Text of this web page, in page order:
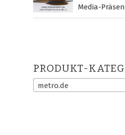
Media-
PRODUKT-
metro.de